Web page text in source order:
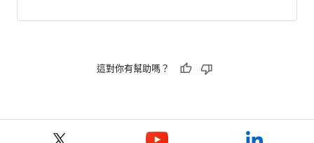
這對你有幫助嗎？